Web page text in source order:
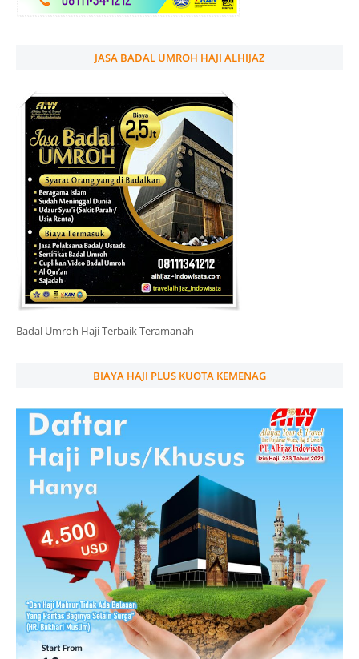
JASA BADAL UMROH HAJI ALHIJAZ
Badal Umroh Haji Terbaik Teramanah
BIAYA HAJI PLUS KUOTA KEMENAG